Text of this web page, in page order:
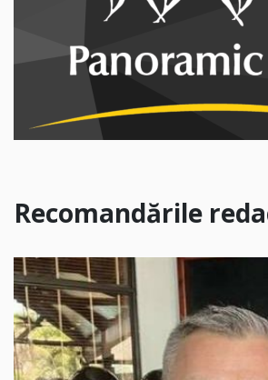
Recomandările